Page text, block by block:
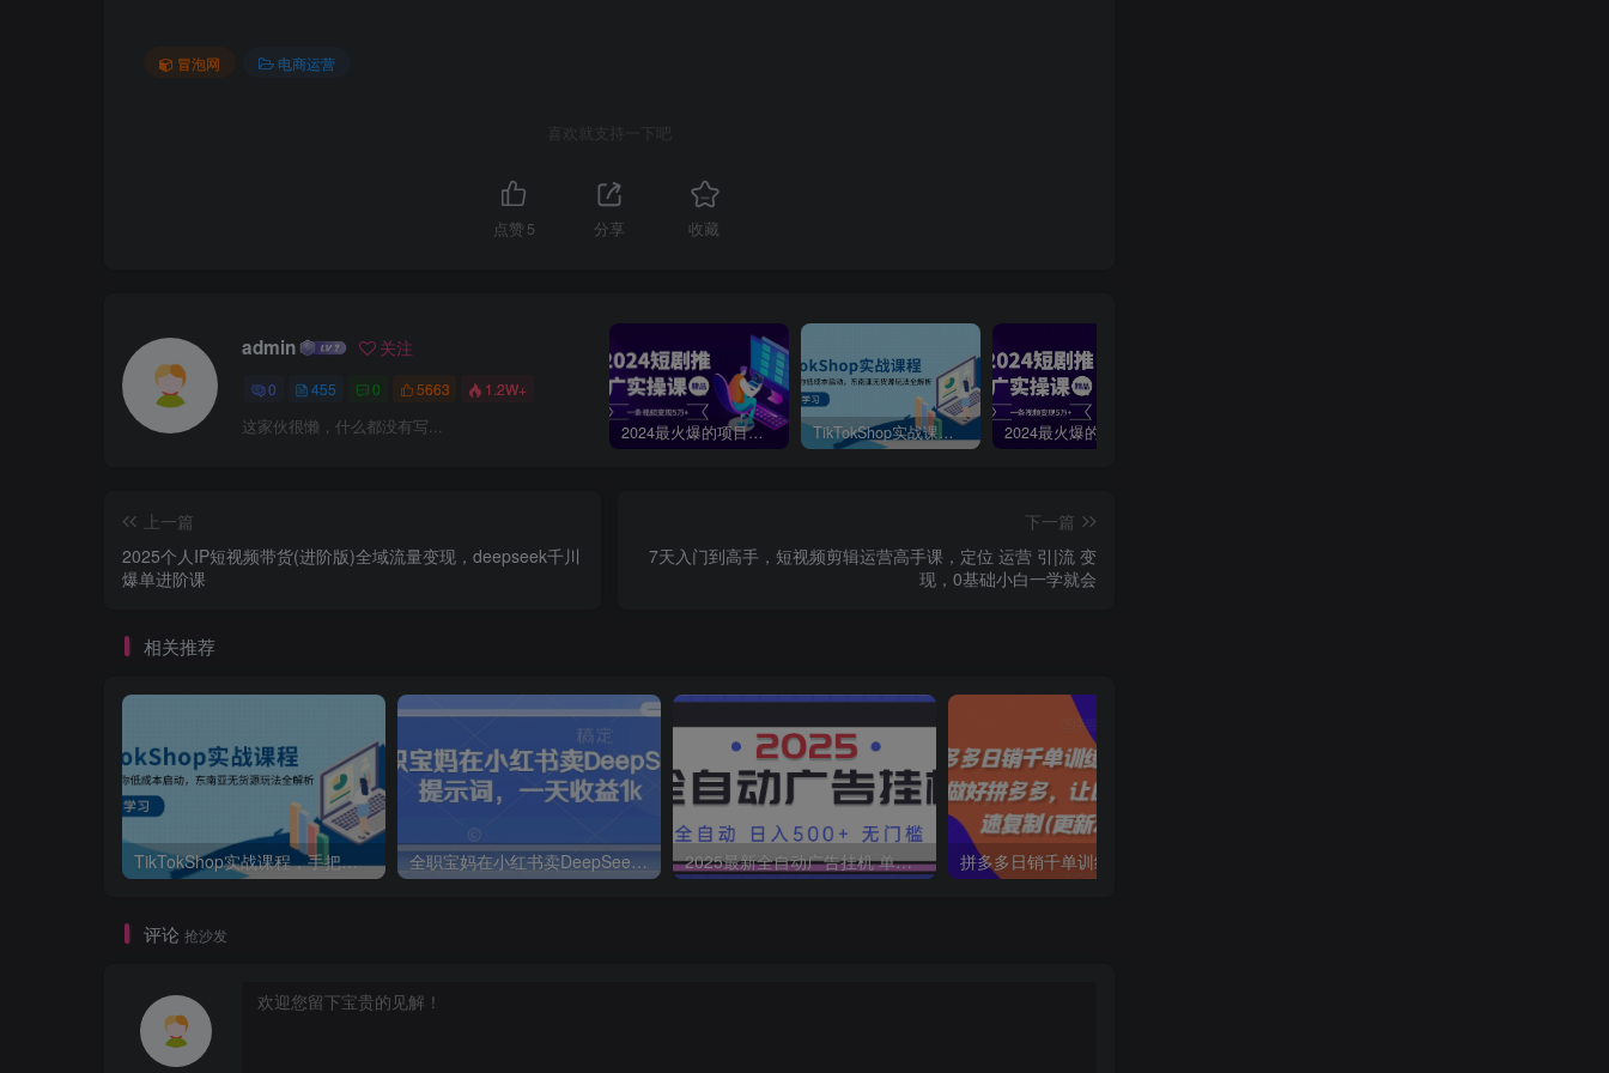
冒泡网 电商运营
喜欢就支持一下吧
点赞 5 分享 收藏
admin 关注
0 455 0 5663 1.2W+
这家伙很懒，什么都没有写... 2024最火爆的项目短剧推广实操课，一条视频变现5万+【附软件工具】 TikTokShop实战课程，手把手教你低成本启动，东南亚无货源玩法全解析
上一篇
2025个人IP短视频带货(进阶版)全域流量变现，deepseek千川
爆单进阶课
下一篇
7天入门到高手，短视频剪辑运营高手课，定位 运营 引|流 变
现，0基础小白一学就会
相关推荐
TikTokShop实战课程，手把手教你低成本启动，东南亚无货源玩法全解析 全职宝妈在小红书卖DeepSeek提示词，一天收益1k 2025最新全自动广告挂机 单机500+实操分享 小白可无脑操作
评论 抢沙发